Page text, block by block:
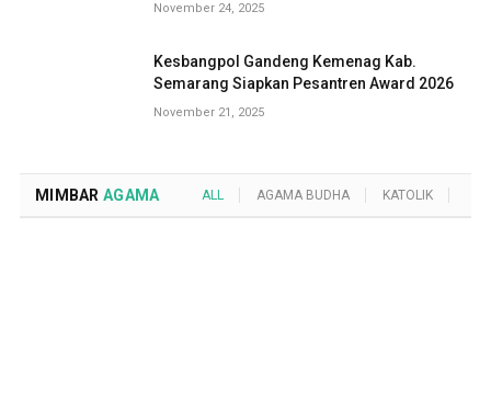
November 24, 2025
Kesbangpol Gandeng Kemenag Kab.
Semarang Siapkan Pesantren Award 2026
November 21, 2025
MIMBAR AGAMA ALL AGAMA BUDHA KATOLIK